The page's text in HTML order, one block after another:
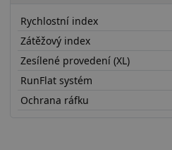
Rychlostní index
Zátěžový index
Zesílené provedení (XL)
RunFlat systém
Ochrana ráfku